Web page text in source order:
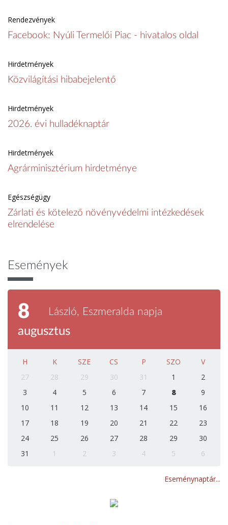
Rendezvények
Facebook: Nyúli Termelői Piac - hivatalos oldal
Hirdetmények
Közvilágítási hibabejelentő
Hirdetmények
2026. évi hulladéknaptár
Hirdetmények
Agrárminisztérium hirdetménye
Egészségügy
Zárlati és kötelező növényvédelmi intézkedések
elrendelése
Események
8 László, Eszmeralda napja
augusztus
H K SZE CS P SZO
V
27
28 29 30 31 1
2
3
4 5 6 7 8
9
10
11 12 13 14 15
16
17
18 19 20 21 22
23
24
25 26 27 28 29
30
31
1 2 3 4 5 6
Eseménynaptár...